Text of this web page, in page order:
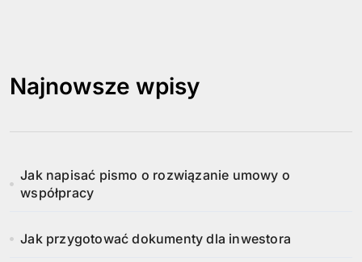
Najnowsze wpisy
Jak napisać pismo o rozwiązanie umowy o
współpracy
Jak przygotować dokumenty dla inwestora